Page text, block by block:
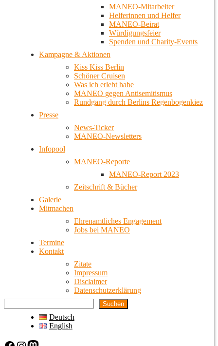
MANEO-Mitarbeiter
Helferinnen und Helfer
MANEO-Beirat
Würdigungsfeier
Spenden und Charity-Events
Kampagne & Aktionen
Kiss Kiss Berlin
Schöner Cruisen
Was ich erlebt habe
MANEO gegen Antisemitismus
Rundgang durch Berlins Regenbogenkiez
Presse
News-Ticker
MANEO-Newsletters
Infopool
MANEO-Reporte
MANEO-Report 2023
Zeitschrift & Bücher
Galerie
Mitmachen
Ehrenamtliches Engagement
Jobs bei MANEO
Termine
Kontakt
Zitate
Impressum
Disclaimer
Datenschutzerklärung
Suchen
Deutsch
English